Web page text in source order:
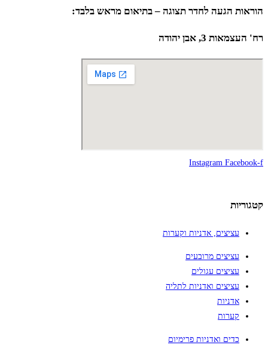
הוראות הגעה לחדר תצוגה – בתיאום מראש בלבד:
רח' העצמאות 3, אבן יהודה
Instagram Facebook-f
קטגוריות
עציצים, אדניות וקערות
עציצים מרובעים
עציצים עגולים
עציצים ואדניות לתליה
אדניות
קערות
כדים ואדניות פרימיום